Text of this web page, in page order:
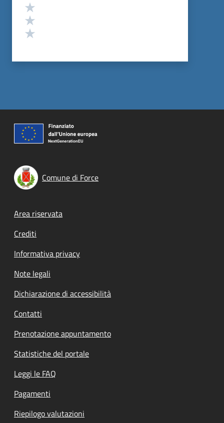
Comune di Force
Footer menu
Area riservata
Crediti
Informativa privacy
Note legali
Dichiarazione di accessibilità
Contatti
Prenotazione appuntamento
Statistiche del portale
Leggi le FAQ
Pagamenti
Riepilogo valutazioni